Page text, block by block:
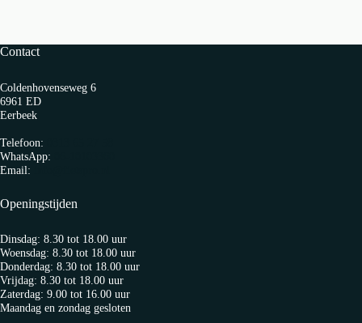
Contact
Coldenhovenseweg 6
6961 ED
Eerbeek
Telefoon:
WhatsApp:
Email:
Openingstijden
Dinsdag: 8.30 tot 18.00 uur
Woensdag: 8.30 tot 18.00 uur
Donderdag: 8.30 tot 18.00 uur
Vrijdag: 8.30 tot 18.00 uur
Zaterdag: 9.00 tot 16.00 uur
Maandag en zondag gesloten